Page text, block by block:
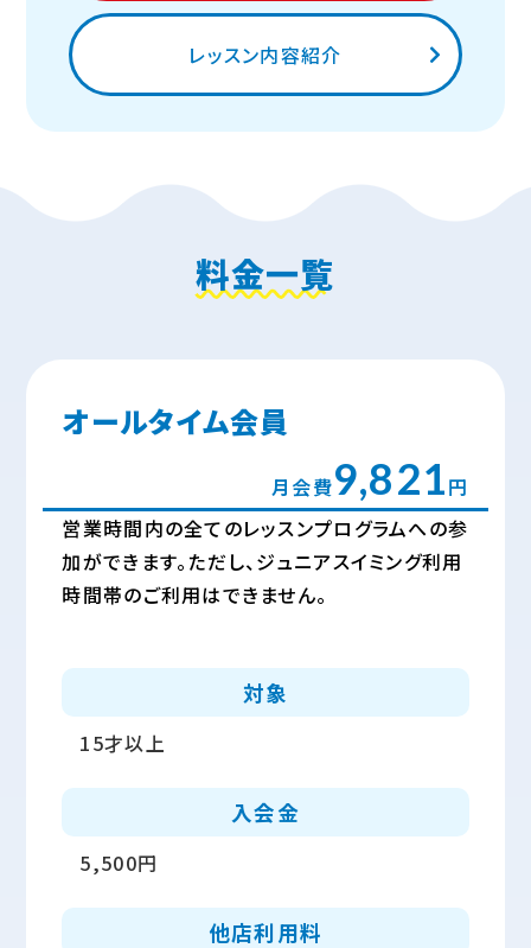
レッスン内容紹介
料金一覧
オールタイム会員
月会費9,821円
営業時間内の全てのレッスンプログラムへの参
加ができます。ただし、ジュニアスイミング利用
時間帯のご利用はできません。
対象
15才以上
入会金
5,500円
他店利用料